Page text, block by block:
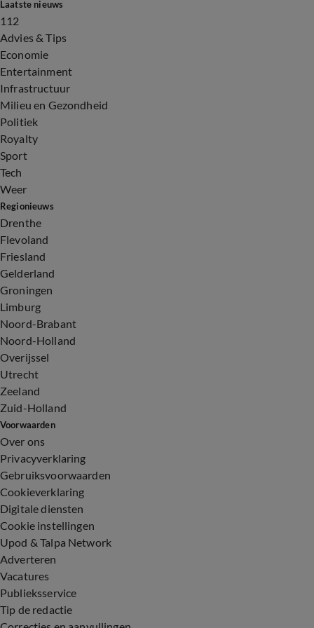
Laatste nieuws
112
Advies & Tips
Economie
Entertainment
Infrastructuur
Milieu en Gezondheid
Politiek
Royalty
Sport
Tech
Weer
Regionieuws
Drenthe
Flevoland
Friesland
Gelderland
Groningen
Limburg
Noord-Brabant
Noord-Holland
Overijssel
Utrecht
Zeeland
Zuid-Holland
Voorwaarden
Over ons
Privacyverklaring
Gebruiksvoorwaarden
Cookieverklaring
Digitale diensten
Cookie instellingen
Upod & Talpa Network
Adverteren
Vacatures
Publieksservice
Tip de redactie